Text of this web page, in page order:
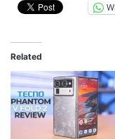
Related